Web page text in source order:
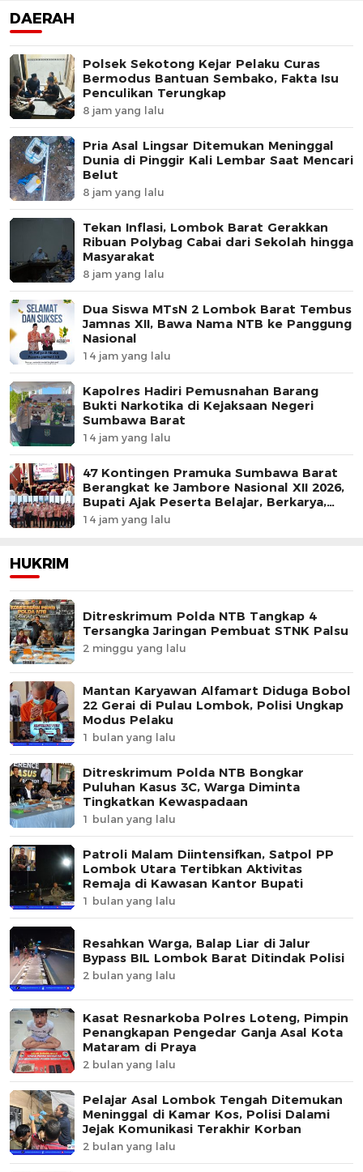
DAERAH
Polsek Sekotong Kejar Pelaku Curas
Bermodus Bantuan Sembako, Fakta Isu
Penculikan Terungkap
8 jam yang lalu
Pria Asal Lingsar Ditemukan Meninggal
Dunia di Pinggir Kali Lembar Saat Mencari
Belut
8 jam yang lalu
Tekan Inflasi, Lombok Barat Gerakkan
Ribuan Polybag Cabai dari Sekolah hingga
Masyarakat
8 jam yang lalu
Dua Siswa MTsN 2 Lombok Barat Tembus
Jamnas XII, Bawa Nama NTB ke Panggung
Nasional
14 jam yang lalu
Kapolres Hadiri Pemusnahan Barang
Bukti Narkotika di Kejaksaan Negeri
Sumbawa Barat
14 jam yang lalu
47 Kontingen Pramuka Sumbawa Barat
Berangkat ke Jambore Nasional XII 2026,
Bupati Ajak Peserta Belajar, Berkarya,
dan Harumkan Nama Daerah
14 jam yang lalu
HUKRIM
Ditreskrimum Polda NTB Tangkap 4
Tersangka Jaringan Pembuat STNK Palsu
2 minggu yang lalu
Mantan Karyawan Alfamart Diduga Bobol
22 Gerai di Pulau Lombok, Polisi Ungkap
Modus Pelaku
1 bulan yang lalu
Ditreskrimum Polda NTB Bongkar
Puluhan Kasus 3C, Warga Diminta
Tingkatkan Kewaspadaan
1 bulan yang lalu
Patroli Malam Diintensifkan, Satpol PP
Lombok Utara Tertibkan Aktivitas
Remaja di Kawasan Kantor Bupati
1 bulan yang lalu
Resahkan Warga, Balap Liar di Jalur
Bypass BIL Lombok Barat Ditindak Polisi
2 bulan yang lalu
Kasat Resnarkoba Polres Loteng, Pimpin
Penangkapan Pengedar Ganja Asal Kota
Mataram di Praya
2 bulan yang lalu
Pelajar Asal Lombok Tengah Ditemukan
Meninggal di Kamar Kos, Polisi Dalami
Jejak Komunikasi Terakhir Korban
2 bulan yang lalu